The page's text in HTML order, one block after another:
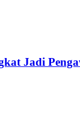
Jadi